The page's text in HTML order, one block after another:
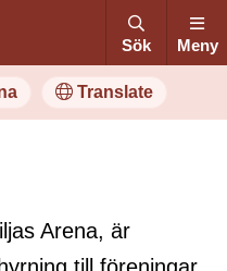
Sök Meny
Translate
Arena, är